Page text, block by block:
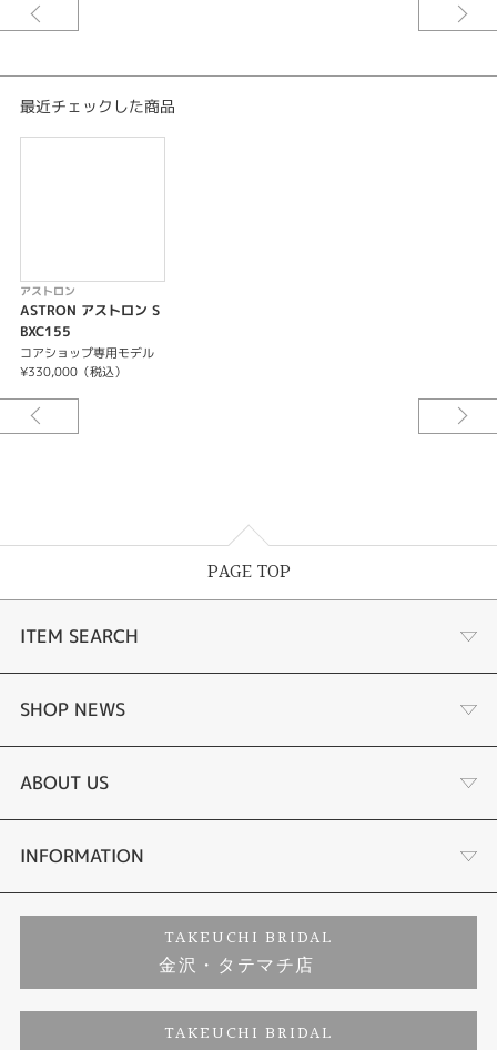
キャリバーNo/5X83
非受信時平均月差±15秒
フル充電時約6ヶ月間 パワーセーブ時約2年
14石
-曜日表示機能
-パワーリザーブ表示機能
-タイムトランスファー機能
-衛星電波受信によるタイムゾーン修正機能・スーパースマートセンサー機
能
-受信結果表示機能
-DST(サマータイム)機能
最近チェックした商品
アストロン
ASTRON アストロン S
BXC155
コアショップ専用モデル
¥330,000（税込）
PAGE TOP
ITEM SEARCH
婚約指輪
結婚指輪
セットリング
婚約ネックレス
ダイヤモンド
SHOP NEWS
選ばれる理由まとめ
お客様の声
プロポーズサポート
ブランドリスト
ABOUT US
会社概要
お客様の声
INFORMATION
TAKEUCHI BRIDAL
金沢・タテマチ店
TAKEUCHI BRIDAL